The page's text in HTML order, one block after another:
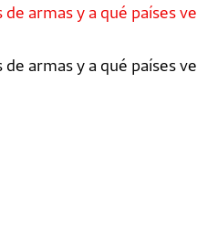
armas y a qué países
armas y a qué países